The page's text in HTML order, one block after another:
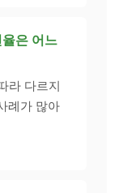
은 어느
라 다르지
례가 많아